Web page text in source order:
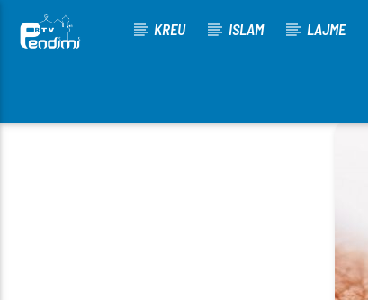
KREU ISLAM LAJME